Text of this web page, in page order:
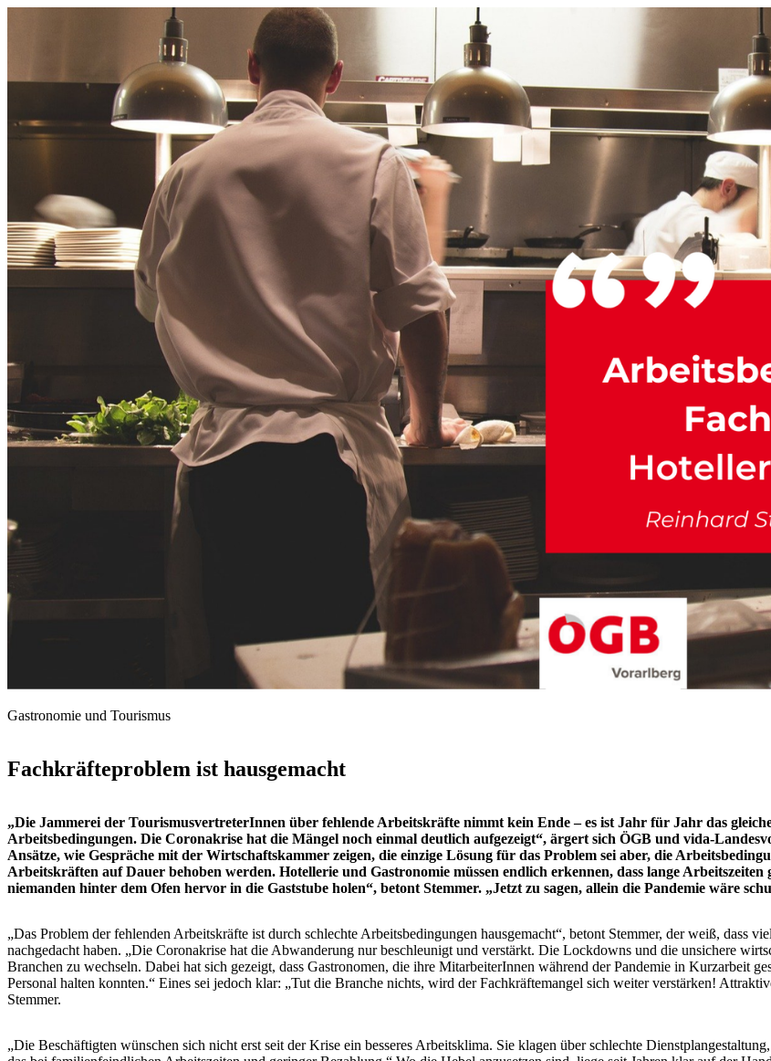
Gastronomie und Tourismus
Fachkräfteproblem ist hausgemacht
„Die Jammerei der TourismusvertreterInnen über fehlende Arbeitskräfte nimmt kein Ende – es ist Jahr für Jahr das
Arbeitsbedingungen. Die Coronakrise hat die Mängel noch einmal deutlich aufgezeigt“, ärgert sich ÖGB und vida-
Ansätze, wie Gespräche mit der Wirtschaftskammer zeigen, die einzige Lösung für das Problem sei aber, die
Arbeitskräften auf Dauer behoben werden. Hotellerie und Gastronomie müssen endlich erkennen, dass lange
niemanden hinter dem Ofen hervor in die Gaststube holen“, betont Stemmer. „Jetzt zu sagen, allein die Pandemie wäre
„Das Problem der fehlenden Arbeitskräfte ist durch schlechte Arbeitsbedingungen hausgemacht“, betont Stemmer, der weiß, dass
nachgedacht haben. „Die Coronakrise hat die Abwanderung nur beschleunigt und verstärkt. Die Lockdowns und die unsichere
Branchen zu wechseln. Dabei hat sich gezeigt, dass Gastronomen, die ihre MitarbeiterInnen während der Pandemie in Kurzarbeit
Personal halten konnten.“ Eines sei jedoch klar: „Tut die Branche nichts, wird der Fachkräftemangel sich weiter verstärken!
Stemmer.
„Die Beschäftigten wünschen sich nicht erst seit der Krise ein besseres Arbeitsklima. Sie klagen über schlechte